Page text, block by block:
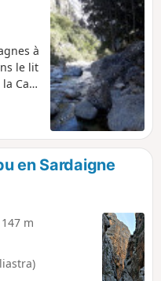
à
le lit
Cala
en Sardaigne
147 m